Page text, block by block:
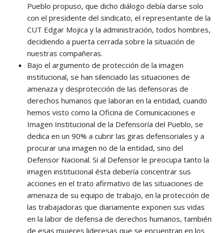
Pueblo propuso, que dicho diálogo debía darse solo
con el presidente del sindicato, el representante de la
CUT Edgar Mojica y la administración, todos hombres,
decidiendo a puerta cerrada sobre la situación de
nuestras compañeras.
Bajo el argumento de protección de la imagen
institucional, se han silenciado las situaciones de
amenaza y desprotección de las defensoras de
derechos humanos que laboran en la entidad, cuando
hemos visto como la Oficina de Comunicaciones e
Imagen Institucional de la Defensoría del Pueblo, se
dedica en un 90% a cubrir las giras defensoriales y a
procurar una imagen no de la entidad, sino del
Defensor Nacional. Si al Defensor le preocupa tanto la
imagen institucional ésta debería concentrar sus
acciones en el trato afirmativo de las situaciones de
amenaza de su equipo de trabajo, en la protección de
las trabajadoras que diariamente exponen sus vidas
en la labor de defensa de derechos humanos, también
de esas mujeres lideresas que se encuentran en los